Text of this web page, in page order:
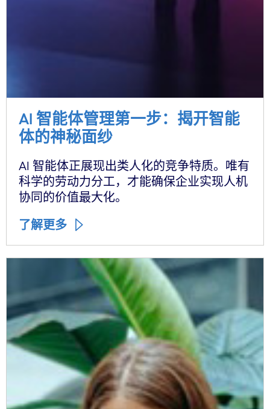
AI 智能体管理第一步：揭开智能
体的神秘面纱
AI 智能体正展现出类人化的竞争特质。唯有
科学的劳动力分工，才能确保企业实现人机
协同的价值最大化。
了解更多